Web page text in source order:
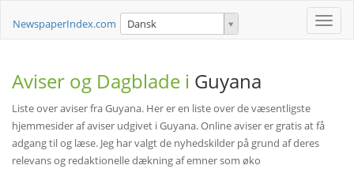
Toggle
NewspaperIndex.com Dansk
Aviser og Dagblade i Guyana
Liste over aviser fra Guyana. Her er en liste over de væsentligste
hjemmesider af aviser udgivet i Guyana. Online aviser er gratis at få
adgang til og læse. Jeg har valgt de nyhedskilder på grund af deres
relevans og redaktionelle dækning af emner som øko